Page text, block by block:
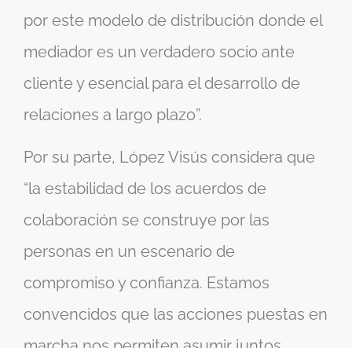
por este modelo de distribución donde el
mediador es un verdadero socio ante
cliente y esencial para el desarrollo de
relaciones a largo plazo”.
Por su parte, López Visús considera que
“la estabilidad de los acuerdos de
colaboración se construye por las
personas en un escenario de
compromiso y confianza. Estamos
convencidos que las acciones puestas en